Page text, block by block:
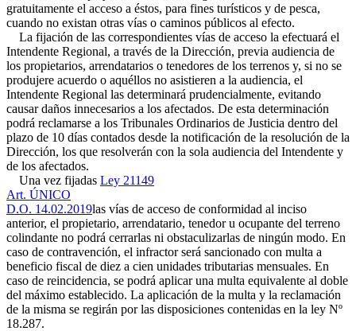
gratuitamente el acceso a éstos, para fines turísticos y de pesca,
cuando no existan otras vías o caminos públicos al efecto.
La fijación de las correspondientes vías de acceso la efectuará el
Intendente Regional, a través de la Dirección, previa audiencia de
los propietarios, arrendatarios o tenedores de los terrenos y, si no se
produjere acuerdo o aquéllos no asistieren a la audiencia, el
Intendente Regional las determinará prudencialmente, evitando
causar daños innecesarios a los afectados. De esta determinación
podrá reclamarse a los Tribunales Ordinarios de Justicia dentro del
plazo de 10 días contados desde la notificación de la resolución de la
Dirección, los que resolverán con la sola audiencia del Intendente y
de los afectados.
Una vez fijadas Ley 21149
Art. ÚNICO
D.O. 14.02.2019las vías de acceso de conformidad al inciso
anterior, el propietario, arrendatario, tenedor u ocupante del terreno
colindante no podrá cerrarlas ni obstaculizarlas de ningún modo. En
caso de contravención, el infractor será sancionado con multa a
beneficio fiscal de diez a cien unidades tributarias mensuales. En
caso de reincidencia, se podrá aplicar una multa equivalente al doble
del máximo establecido. La aplicación de la multa y la reclamación
de la misma se regirán por las disposiciones contenidas en la ley Nº
18.287.